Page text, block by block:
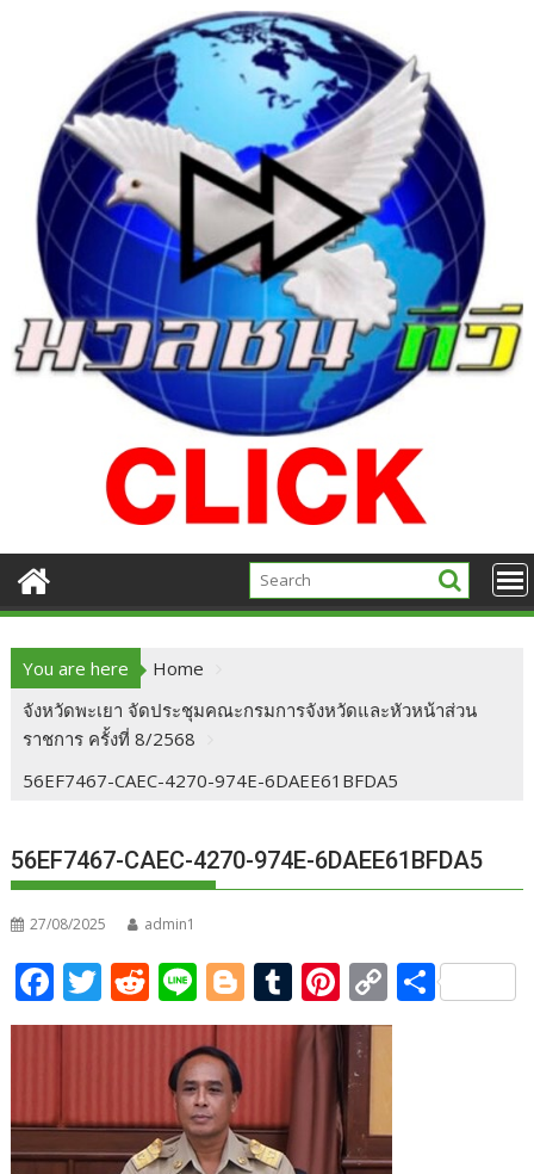
You are here
Home
จังหวัดพะเยา จัดประชุมคณะกรมการจังหวัดและหัวหน้าส่วน
ราชการ ครั้งที่ 8/2568
56EF7467-CAEC-4270-974E-6DAEE61BFDA5
56EF7467-CAEC-4270-974E-6DAEE61BFDA5
27/08/2025 admin1
F
ac
o
T
w
R
e
d
di
t
Li
n
e
Bl
o
er
T
u
m
Pi
nt
er
e
st
C
o
Li
S